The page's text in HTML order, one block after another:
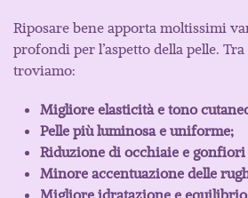
Riposare bene apporta moltissimi
profondi per l’aspetto della pelle.
troviamo:
Migliore elasticità e tono
Pelle più luminosa e uniforme;
Riduzione di occhiaie e
Minore accentuazione delle